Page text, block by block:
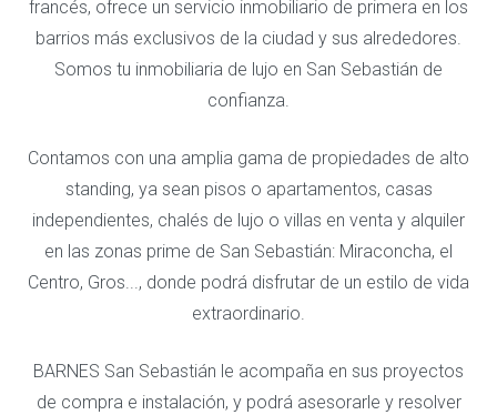
francés, ofrece un servicio inmobiliario de primera en los
barrios más exclusivos de la ciudad y sus alrededores.
Somos tu inmobiliaria de lujo en San Sebastián de
confianza.
Contamos con una amplia gama de propiedades de alto
standing, ya sean pisos o apartamentos, casas
independientes, chalés de lujo o villas en venta y alquiler
en las zonas prime de San Sebastián: Miraconcha, el
Centro, Gros..., donde podrá disfrutar de un estilo de vida
extraordinario.
BARNES San Sebastián le acompaña en sus proyectos
de compra e instalación, y podrá asesorarle y resolver